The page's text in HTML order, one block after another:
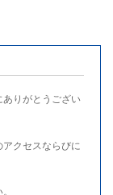
ありがとうござい
クセスならびに